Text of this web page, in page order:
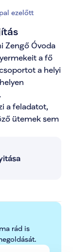
ezelőtt
Zengő Óvoda
a fő
a helyi
a feladatot,
ütemek sem
rád is